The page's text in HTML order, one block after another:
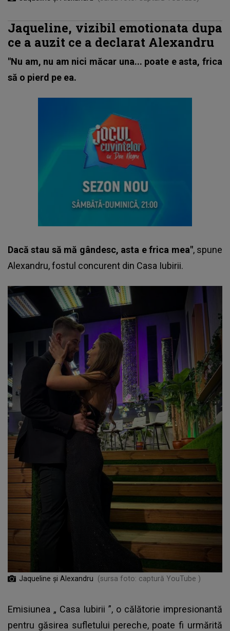
Jaqueline, vizibil emotionata dupa
ce a auzit ce a declarat Alexandru
"Nu am, nu am nici măcar una... poate e asta, frica
să o pierd pe ea.
Dacă stau să mă gândesc, asta e frica mea", spune
Alexandru,fostul concurent din Casa Iubirii.
Jaqueline și Alexandru (sursa foto: captură YouTube )
Emisiunea „ Casa Iubirii ”, o călătorie impresionantă
pentru găsirea sufletului pereche, poate fi urmărită